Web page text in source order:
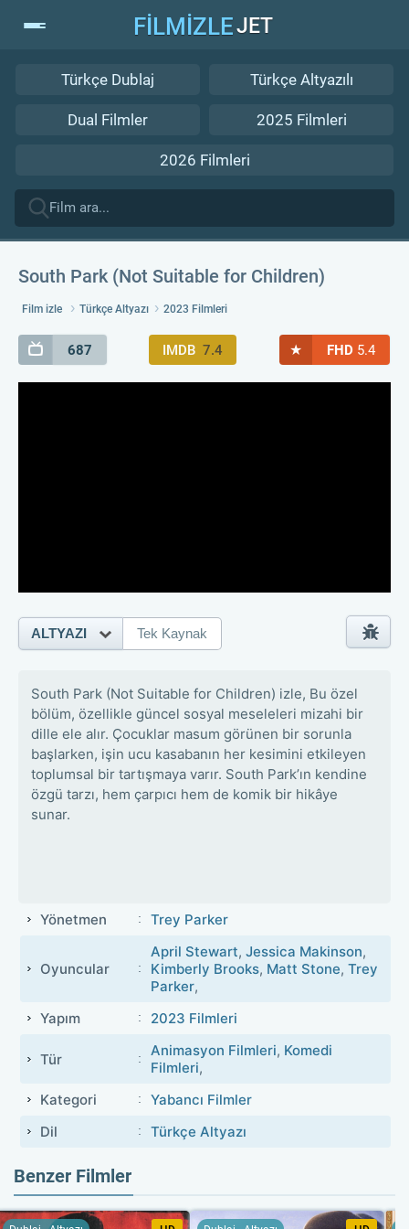
FİLMİZLEJET
Türkçe Dublaj Türkçe Altyazılı
Dual Filmler 2025 Filmleri
2026 Filmleri
South Park (Not Suitable for Children)
Film izle Türkçe Altyazı 2023 Filmleri
687 IMDB 7.4 ★ FHD 5.4
South Park (Not Suitable for Children) izle, Bu özel
bölüm, özellikle güncel sosyal meseleleri mizahi bir
dille ele alır. Çocuklar masum görünen bir sorunla
başlarken, işin ucu kasabanın her kesimini etkileyen
toplumsal bir tartışmaya varır. South Park’ın kendine
özgü tarzı, hem çarpıcı hem de komik bir hikâye
sunar.
Yönetmen Trey Parker
Oyuncular
April Stewart, Jessica Makinson,
Kimberly Brooks, Matt Stone, Trey
Parker,
Yapım
2023 Filmleri
Tür Animasyon Filmleri, Komedi
Filmleri,
Kategori
Yabancı Filmler
Dil
Türkçe Altyazı
ALTYAZI Tek Kaynak
Benzer Filmler